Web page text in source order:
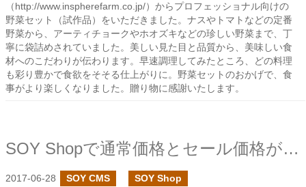
（http://www.inspherefarm.co.jp/）からプロフェッショナル向けの
野菜セット（試作品）をいただきました。ナスやトマトなどの定番
野菜から、アーティチョークやホオズキなどの珍しい野菜まで、丁
寧に袋詰めされていました。美しい見た目と品質から、美味しい食
材へのこだわりが伝わります。早速調理してみたところ、どの料理
も彩り豊かで食欲をそそる仕上がりに。野菜セットのおかげで、食
事がより楽しくなりました。贈り物に感謝いたします。
SOY Shopで通常価格とセール価格が異なる時のみセール価格を表示したい
2017-06-28 SOY CMS SOY Shop